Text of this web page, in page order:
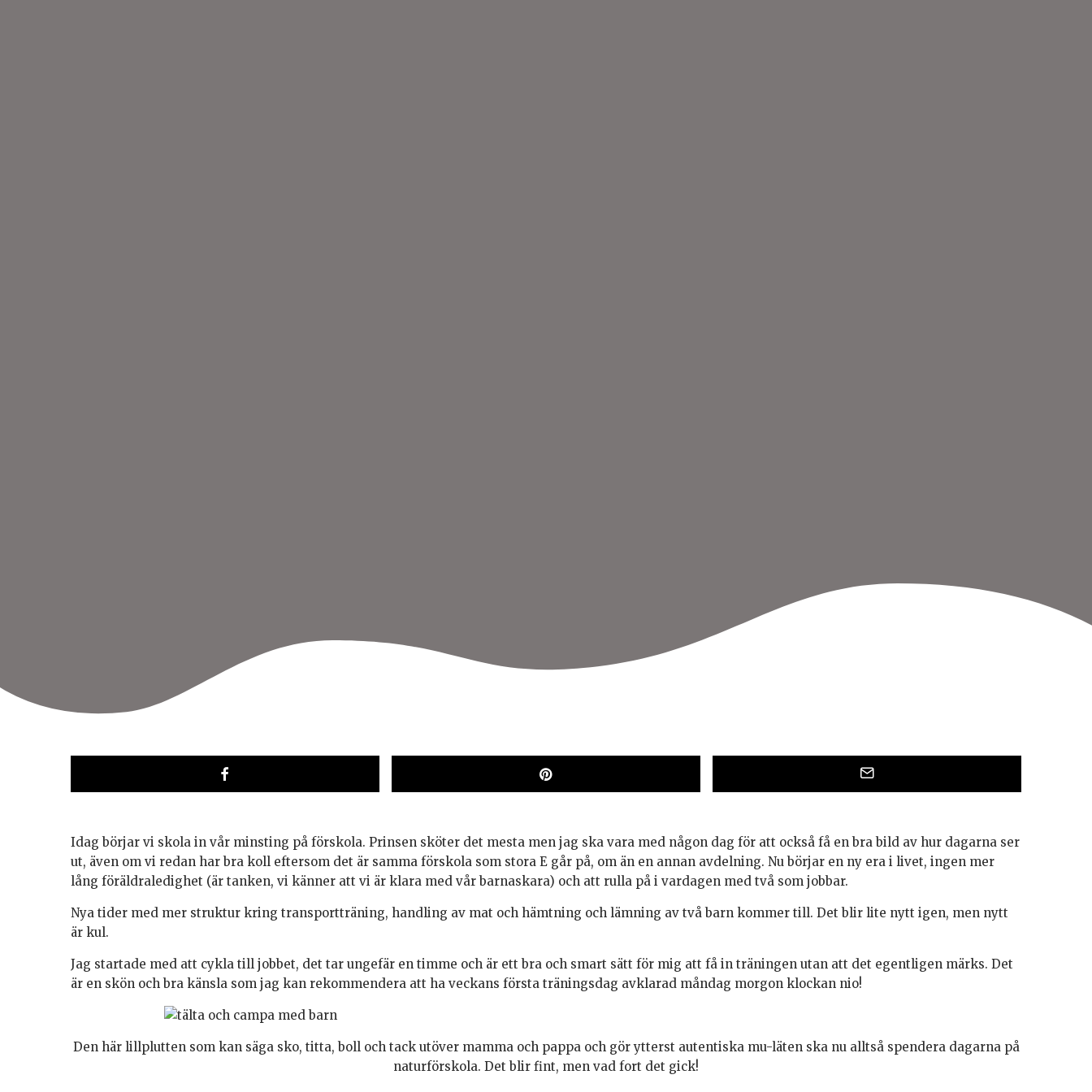
Idag börjar vi skola in vår minsting på förskola. Prinsen sköter det mesta men jag ska vara med någon dag för att också få en bra bild av hur dagarna ser
ut, även om vi redan har bra koll eftersom det är samma förskola som stora E går på, om än en annan avdelning. Nu börjar en ny era i livet, ingen mer
lång föräldraledighet (är tanken, vi känner att vi är klara med vår barnaskara) och att rulla på i vardagen med två som jobbar.
Nya tider med mer struktur kring transportträning, handling av mat och hämtning och lämning av två barn kommer till. Det blir lite nytt igen, men nytt
är kul.
Jag startade med att cykla till jobbet, det tar ungefär en timme och är ett bra och smart sätt för mig att få in träningen utan att det egentligen märks. Det
är en skön och bra känsla som jag kan rekommendera att ha veckans första träningsdag avklarad måndag morgon klockan nio!
Den här lillplutten som kan säga sko, titta, boll och tack utöver mamma och pappa och gör ytterst autentiska mu-läten ska nu alltså spendera dagarna på
naturförskola. Det blir fint, men vad fort det gick!